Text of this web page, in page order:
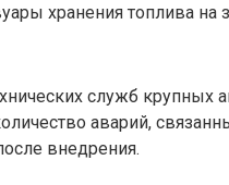
хранения топлива на
служб крупных
аварий,
внедрения.